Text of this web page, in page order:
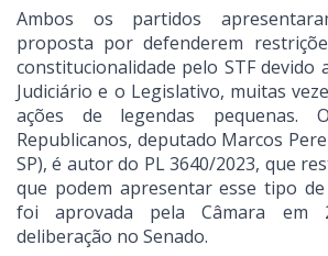
Ambos os partidos
proposta por defenderem
constitucionalidade pelo STF devido
Judiciário e o Legislativo, muitas
ações de legendas pequenas.
Republicanos, deputado Marcos
SP), é autor do PL 3640/2023, que
que podem apresentar esse tipo
foi aprovada pela Câmara em
deliberação no Senado.